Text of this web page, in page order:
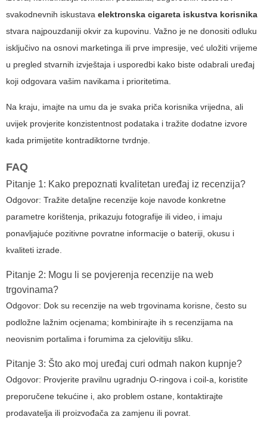
svakodnevnih iskustava elektronska cigareta iskustva korisnika
stvara najpouzdaniji okvir za kupovinu. Važno je ne donositi odluku
isključivo na osnovi marketinga ili prve impresije, već uložiti vrijeme
u pregled stvarnih izvještaja i usporedbi kako biste odabrali uređaj
koji odgovara vašim navikama i prioritetima.
Na kraju, imajte na umu da je svaka priča korisnika vrijedna, ali
uvijek provjerite konzistentnost podataka i tražite dodatne izvore
kada primijetite kontradiktorne tvrdnje.
FAQ
Pitanje 1: Kako prepoznati kvalitetan uređaj iz recenzija?
Odgovor: Tražite detaljne recenzije koje navode konkretne
parametre korištenja, prikazuju fotografije ili video, i imaju
ponavljajuće pozitivne povratne informacije o bateriji, okusu i
kvaliteti izrade.
Pitanje 2: Mogu li se povjerenja recenzije na web
trgovinama?
Odgovor: Dok su recenzije na web trgovinama korisne, često su
podložne lažnim ocjenama; kombinirajte ih s recenzijama na
neovisnim portalima i forumima za cjelovitiju sliku.
Pitanje 3: Što ako moj uređaj curi odmah nakon kupnje?
Odgovor: Provjerite pravilnu ugradnju O-ringova i coil-a, koristite
preporučene tekućine i, ako problem ostane, kontaktirajte
prodavatelja ili proizvođača za zamjenu ili povrat.